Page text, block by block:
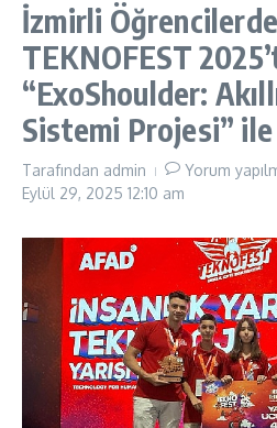
İzmirli
TEKNOFEST
“ExoShoulder:
Sistemi Projesi” ile
Tarafından admin
Yorum
Eylül 29, 2025 12:10 am